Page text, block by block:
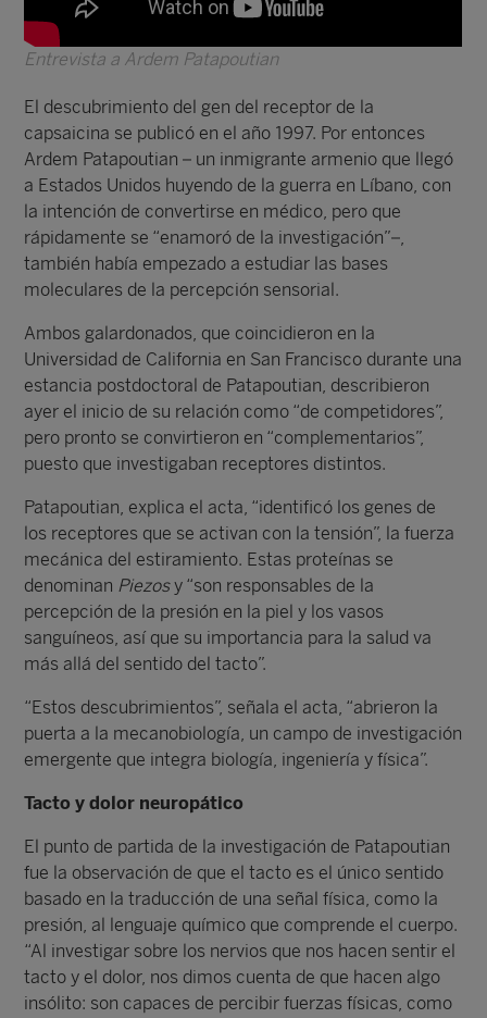
Entrevista a Ardem Patapoutian
El descubrimiento del gen del receptor de la
capsaicina se publicó en el año 1997. Por entonces
Ardem Patapoutian – un inmigrante armenio que llegó
a Estados Unidos huyendo de la guerra en Líbano, con
la intención de convertirse en médico, pero que
rápidamente se “enamoró de la investigación”–,
también había empezado a estudiar las bases
moleculares de la percepción sensorial.
Ambos galardonados, que coincidieron en la
Universidad de California en San Francisco durante una
estancia postdoctoral de Patapoutian, describieron
ayer el inicio de su relación como “de competidores”,
pero pronto se convirtieron en “complementarios”,
puesto que investigaban receptores distintos.
Patapoutian, explica el acta, “identificó los genes de
los receptores que se activan con la tensión”, la fuerza
mecánica del estiramiento. Estas proteínas se
denominan Piezosy “son responsables de la
percepción de la presión en la piel y los vasos
sanguíneos, así que su importancia para la salud va
más allá del sentido del tacto”.
“Estos descubrimientos”, señala el acta, “abrieron la
puerta a la mecanobiología, un campo de investigación
emergente que integra biología, ingeniería y física”.
Tacto y dolor neuropático
El punto de partida de la investigación de Patapoutian
fue la observación de que el tacto es el único sentido
basado en la traducción de una señal física, como la
presión, al lenguaje químico que comprende el cuerpo.
“Al investigar sobre los nervios que nos hacen sentir el
tacto y el dolor, nos dimos cuenta de que hacen algo
insólito: son capaces de percibir fuerzas físicas, como